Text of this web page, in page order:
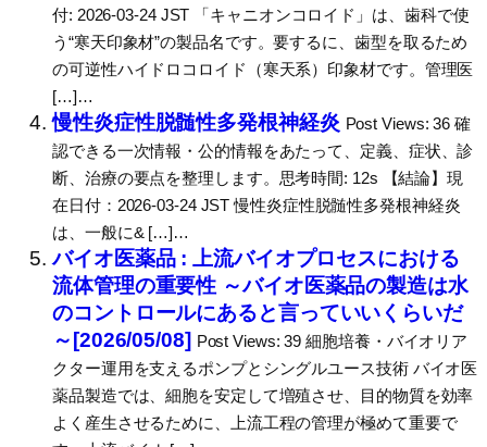
付: 2026-03-24 JST 「キャニオンコロイド」は、歯科で使
う“寒天印象材”の製品名です。要するに、歯型を取るため
の可逆性ハイドロコロイド（寒天系）印象材です。管理医
[…]…
慢性炎症性脱髄性多発根神経炎 Post Views: 36 確
認できる一次情報・公的情報をあたって、定義、症状、診
断、治療の要点を整理します。思考時間: 12s 【結論】現
在日付：2026-03-24 JST 慢性炎症性脱髄性多発根神経炎
は、一般に& […]…
バイオ医薬品 : 上流バイオプロセスにおける
流体管理の重要性 ～バイオ医薬品の製造は水
のコントロールにあると言っていいくらいだ
～[2026/05/08] Post Views: 39 細胞培養・バイオリア
クター運用を支えるポンプとシングルユース技術 バイオ医
薬品製造では、細胞を安定して増殖させ、目的物質を効率
よく産生させるために、上流工程の管理が極めて重要で